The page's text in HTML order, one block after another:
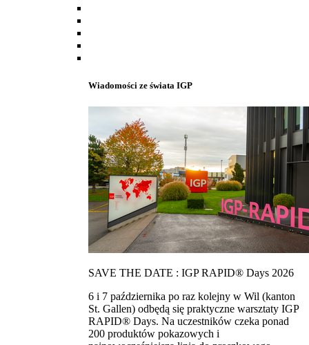
Wiadomości ze świata IGP
SAVE THE DATE : IGP RAPID® Days 2026
6 i 7 października po raz kolejny w Wil (kanton
St. Gallen) odbędą się praktyczne warsztaty IGP
RAPID® Days. Na uczestników czeka ponad
200 produktów pokazowych i